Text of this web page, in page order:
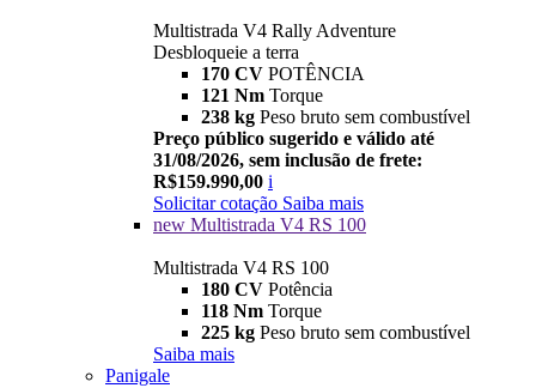
Multistrada V4 Rally Adventure
Desbloqueie a terra
170 CV POTÊNCIA
121 Nm Torque
238 kg Peso bruto sem combustível
Preço público sugerido e válido até
31/08/2026, sem inclusão de frete:
R$159.990,00 i
Solicitar cotação Saiba mais
new Multistrada V4 RS 100
Multistrada V4 RS 100
180 CV Potência
118 Nm Torque
225 kg Peso bruto sem combustível
Saiba mais
Panigale